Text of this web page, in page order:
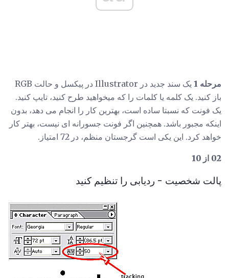
مرحله 1
یک سند جدید در Illustrator در پیکسل و حالت RGB
باز کنید. یک کلمه یا کلمات را که میخواهید طرح کنید، تایپ کنید.
یک فونت که نسبتا ساده است، بهترین کار را انجام می دهد، بدون
اینکه مجبور باشد. همچنین اگر فونت جسورانه ای نیست، بهتر کار
خواهد کرد. این یکی است گرجستان منظم، در 72 امتیاز.
02 از 10
پالت شخصیت - ردیابی را تنظیم کنید